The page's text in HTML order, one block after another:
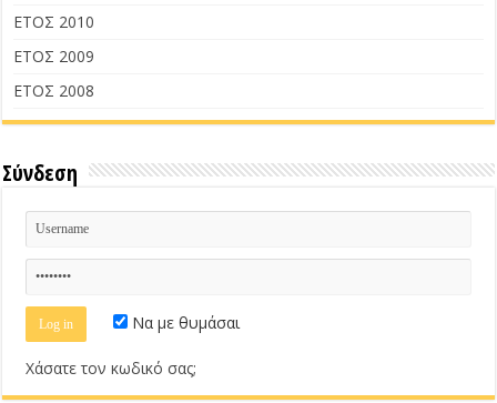
ΕΤΟΣ 2010
ΕΤΟΣ 2009
ΕΤΟΣ 2008
Σύνδεση
Να με θυμάσαι
Χάσατε τον κωδικό σας;